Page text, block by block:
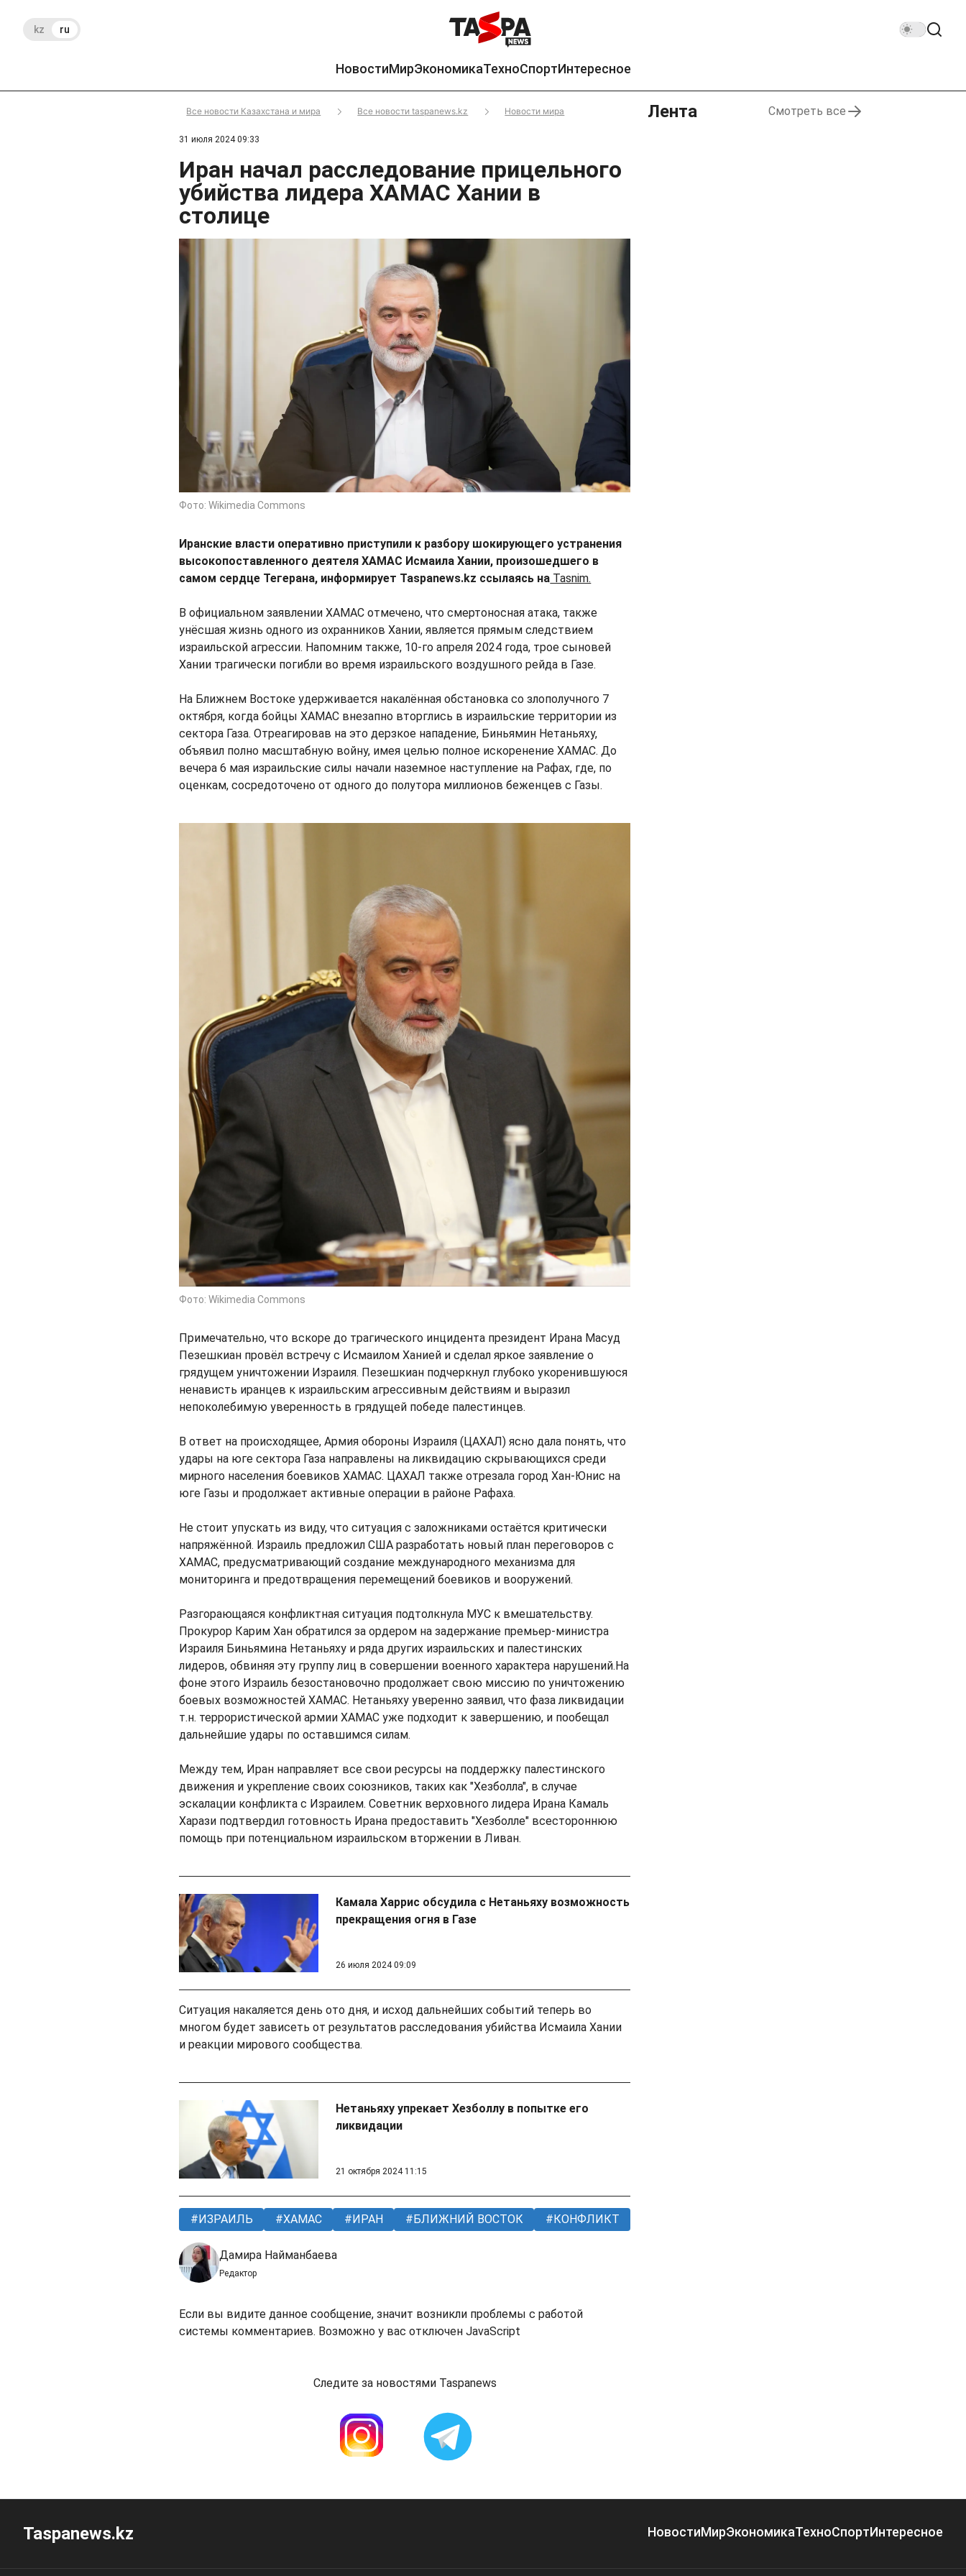
kz ru
НовостиМирЭкономикаТехноСпортИнтересное
Все новости Казахстана и мира Все новости taspanews.kz Новости мира
31 июля 2024 09:33
Иран начал расследование прицельного
убийства лидера ХАМАС Хании в
столице
Фото: Wikimedia Commons
Иранские власти оперативно приступили к разбору шокирующего устранения
высокопоставленного деятеля ХАМАС Исмаила Хании, произошедшего в
самом сердце Тегерана, информирует Taspanews.kz ссылаясь на Tasnim.
В официальном заявлении ХАМАС отмечено, что смертоносная атака, также
унёсшая жизнь одного из охранников Хании, является прямым следствием
израильской агрессии. Напомним также, 10-го апреля 2024 года, трое сыновей
Хании трагически погибли во время израильского воздушного рейда в Газе.
На Ближнем Востоке удерживается накалённая обстановка со злополучного 7
октября, когда бойцы ХАМАС внезапно вторглись в израильские территории из
сектора Газа. Отреагировав на это дерзкое нападение, Биньямин Нетаньяху,
объявил полно масштабную войну, имея целью полное искоренение ХАМАС. До
вечера 6 мая израильские силы начали наземное наступление на Рафах, где, по
оценкам, сосредоточено от одного до полутора миллионов беженцев с Газы.
Фото: Wikimedia Commons
Примечательно, что вскоре до трагического инцидента президент Ирана Масуд
Пезешкиан провёл встречу с Исмаилом Ханией и сделал яркое заявление о
грядущем уничтожении Израиля. Пезешкиан подчеркнул глубоко укоренившуюся
ненависть иранцев к израильским агрессивным действиям и выразил
непоколебимую уверенность в грядущей победе палестинцев.
В ответ на происходящее, Армия обороны Израиля (ЦАХАЛ) ясно дала понять, что
удары на юге сектора Газа направлены на ликвидацию скрывающихся среди
мирного населения боевиков ХАМАС. ЦАХАЛ также отрезала город Хан-Юнис на
юге Газы и продолжает активные операции в районе Рафаха.
Не стоит упускать из виду, что ситуация с заложниками остаётся критически
напряжённой. Израиль предложил США разработать новый план переговоров с
ХАМАС, предусматривающий создание международного механизма для
мониторинга и предотвращения перемещений боевиков и вооружений.
Разгорающаяся конфликтная ситуация подтолкнула МУС к вмешательству.
Прокурор Карим Хан обратился за ордером на задержание премьер-министра
Израиля Биньямина Нетаньяху и ряда других израильских и палестинских
лидеров, обвиняя эту группу лиц в совершении военного характера нарушений.На
фоне этого Израиль безостановочно продолжает свою миссию по уничтожению
боевых возможностей ХАМАС. Нетаньяху уверенно заявил, что фаза ликвидации
т.н. террористической армии ХАМАС уже подходит к завершению, и пообещал
дальнейшие удары по оставшимся силам.
Между тем, Иран направляет все свои ресурсы на поддержку палестинского
движения и укрепление своих союзников, таких как "Хезболла", в случае
эскалации конфликта с Израилем. Советник верховного лидера Ирана Камаль
Харази подтвердил готовность Ирана предоставить "Хезболле" всестороннюю
помощь при потенциальном израильском вторжении в Ливан.
Камала Харрис обсудила с Нетаньяху возможность
прекращения огня в Газе
26 июля 2024 09:09
Ситуация накаляется день ото дня, и исход дальнейших событий теперь во
многом будет зависеть от результатов расследования убийства Исмаила Хании
и реакции мирового сообщества.
Нетаньяху упрекает Хезболлу в попытке его
ликвидации
21 октября 2024 11:15
ИЗРАИЛЬ ХАМАС ИРАН БЛИЖНИЙ ВОСТОК КОНФЛИКТ
Дамира Найманбаева
Редактор
Если вы видите данное сообщение, значит возникли проблемы с работой
системы комментариев. Возможно у вас отключен JavaScript
Следите за новостями Taspanews
Лента Смотреть все
Taspanews.kz НовостиМирЭкономикаТехноСпортИнтересное